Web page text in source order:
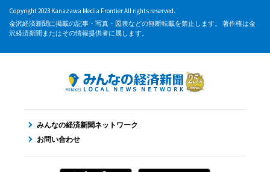
Copyright 2023 Kanazawa Media Frontier All rights reserved.
金沢経済新聞に掲載の記事・写真・図表などの無断転載を禁止します。 著作権は金
沢経済新聞またはその情報提供者に属します。
みんなの経済新聞ネットワーク
お問い合わせ